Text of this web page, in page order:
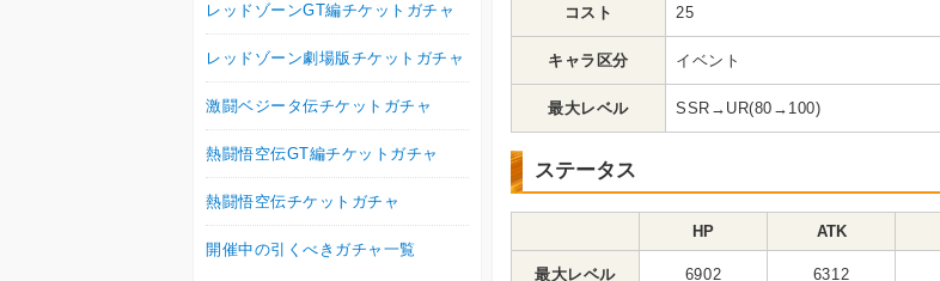
コスト 25
キャラ区分 イベント
最大レベル SSR→UR(80→100)
ステータス
HP ATK
最大レベル 6902 6312
レッドゾーンGT編チケットガチャ
レッドゾーン劇場版チケットガチャ
激闘ベジータ伝チケットガチャ
熱闘悟空伝GT編チケットガチャ
熱闘悟空伝チケットガチャ
開催中の引くべきガチャ一覧